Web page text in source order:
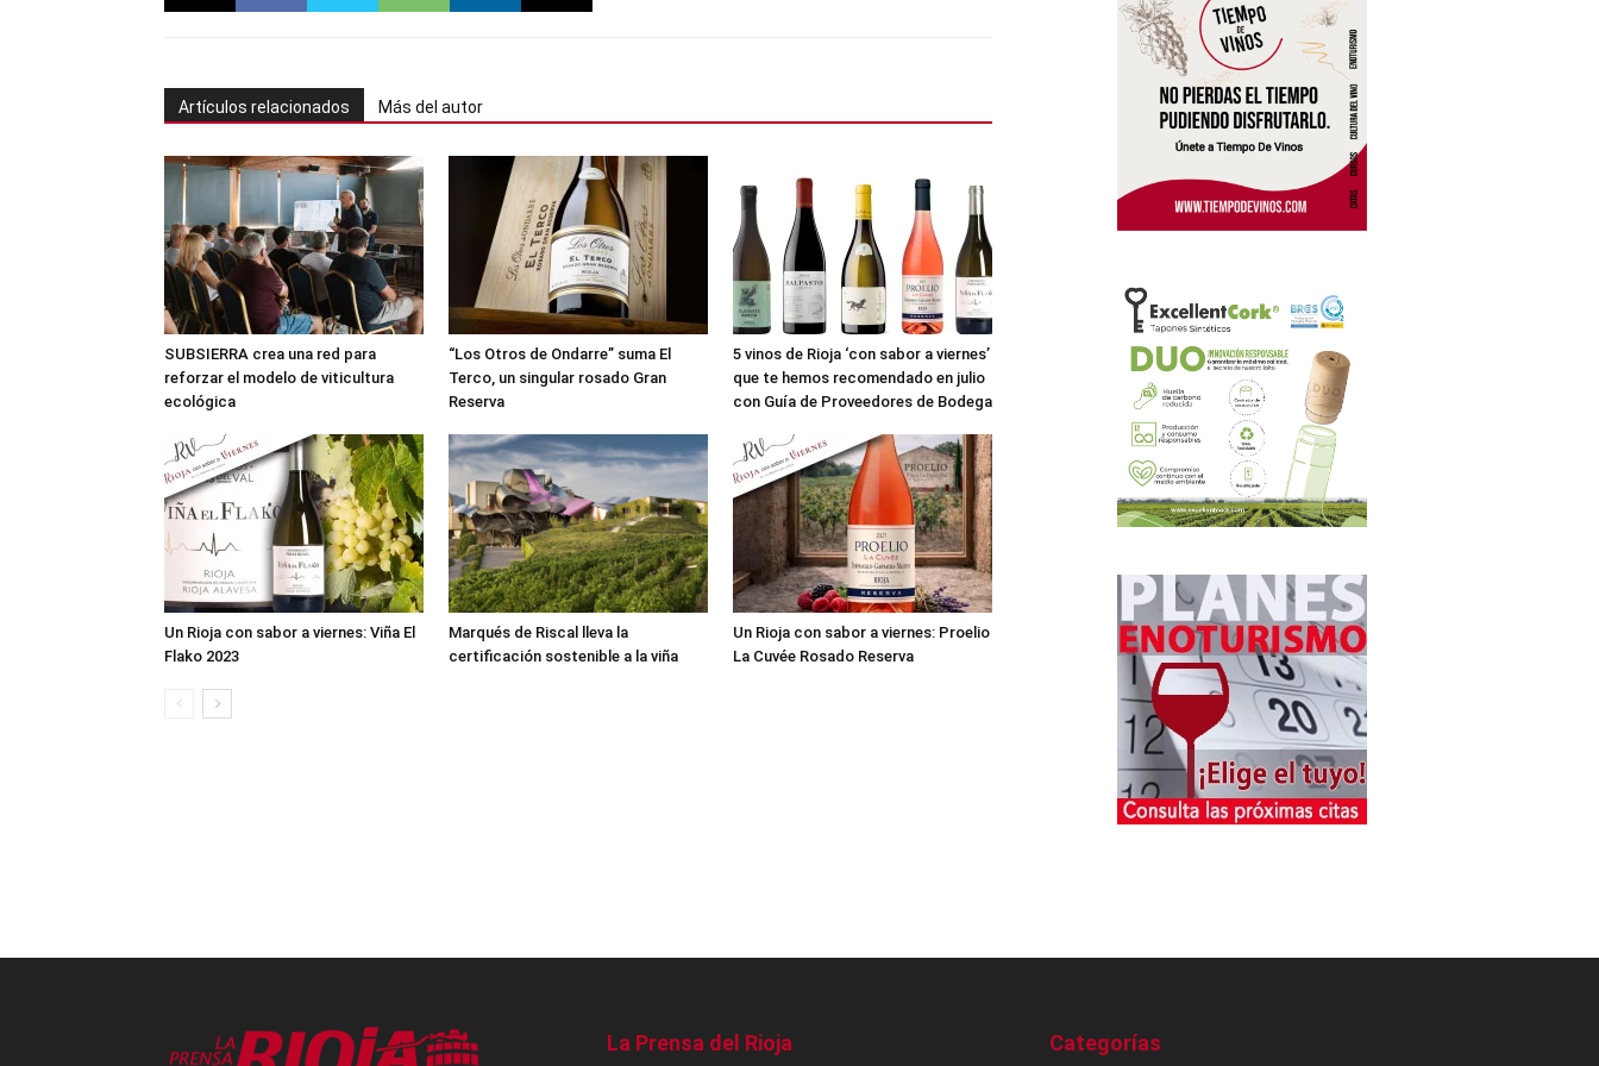
Artículos relacionados Más del autor
SUBSIERRA crea una red para
reforzar el modelo de viticultura
ecológica
“Los Otros de Ondarre” suma El
Terco, un singular rosado Gran
Reserva
5 vinos de Rioja ‘con sabor a viernes’
que te hemos recomendado en julio
con Guía de Proveedores de Bodega
Un Rioja con sabor a viernes: Viña El
Flako 2023
Marqués de Riscal lleva la
certificación sostenible a la viña
Un Rioja con sabor a viernes: Proelio
La Cuvée Rosado Reserva
La Prensa del Rioja Categorías